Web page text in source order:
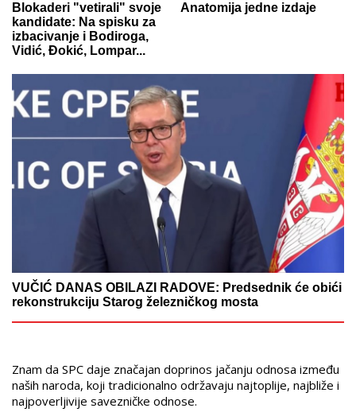
Blokaderi "vetirali" svoje
kandidate: Na spisku za
izbacivanje i Bodiroga,
Vidić, Đokić, Lompar...
Anatomija jedne izdaje
VUČIĆ DANAS OBILAZI RADOVE: Predsednik će obići
rekonstrukciju Starog železničkog mosta
Znam da SPC daje značajan doprinos jačanju odnosa između
naših naroda, koji tradicionalno održavaju najtoplije, najbliže i
najpoverljivije savezničke odnose.